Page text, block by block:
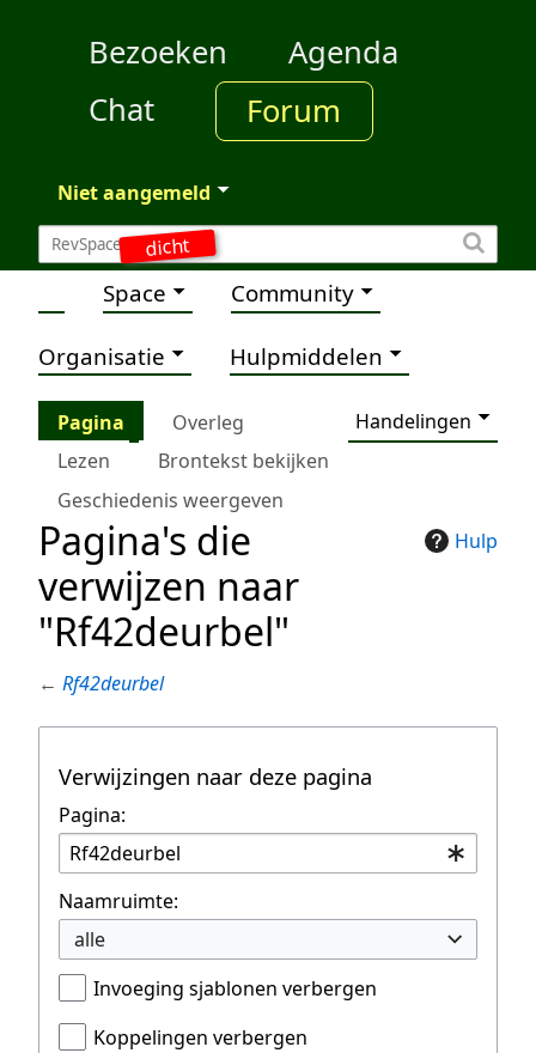
dicht
Bezoeken
Agenda
Chat
Forum
Niet aangemeld
Space Community
Organisatie Hulpmiddelen
Pagina Overleg
Handelingen
Lezen
Brontekst bekijken
Geschiedenis weergeven
Hulp
Pagina's die
verwijzen naar
"Rf42deurbel"
← Rf42deurbel
Verwijzingen naar deze pagina
Pagina:
Naamruimte:
alle
Invoeging sjablonen verbergen
Koppelingen verbergen